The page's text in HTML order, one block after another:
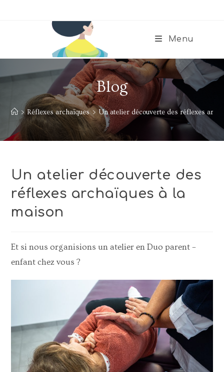
Menu
Blog
> Réflexes archaïques > Un atelier découverte des réflexes
Un atelier découverte des
réflexes archaïques à la
maison
Et si nous organisions un atelier en Duo parent –
enfant chez vous ?